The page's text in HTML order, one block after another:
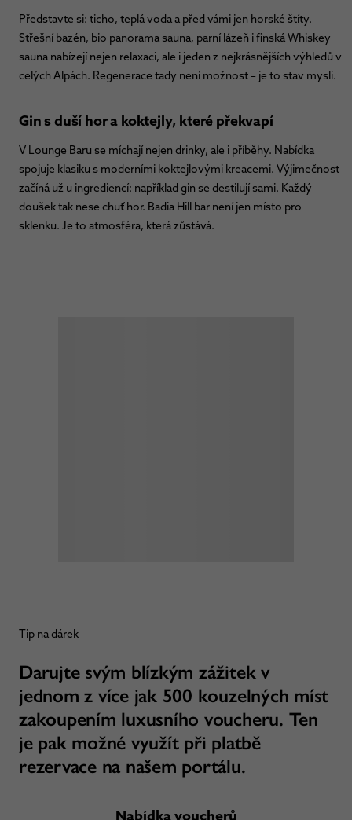
Představte si: ticho, teplá voda a před vámi jen horské štíty.
Střešní bazén, bio panorama sauna, parní lázeň i finská Whiskey
sauna nabízejí nejen relaxaci, ale i jeden z nejkrásnějších výhledů v
celých Alpách. Regenerace tady není možnost – je to stav mysli.
Gin s duší hor a koktejly, které překvapí
V Lounge Baru se míchají nejen drinky, ale i příběhy. Nabídka
spojuje klasiku s moderními koktejlovými kreacemi. Výjimečnost
začíná už u ingrediencí: například gin se destilují sami. Každý
doušek tak nese chuť hor. Badia Hill bar není jen místo pro
sklenku. Je to atmosféra, která zůstává.
Tip na dárek
Darujte svým blízkým zážitek v
jednom z více jak 500 kouzelných míst
zakoupením luxusního voucheru. Ten
je pak možné využít při platbě
rezervace na našem portálu.
Nabídka voucherů